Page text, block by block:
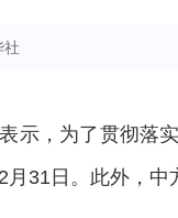
社
示，为了贯彻落
31日。此外，